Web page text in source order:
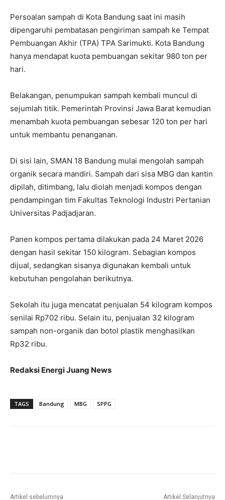
Persoalan sampah di Kota Bandung saat ini masih
dipengaruhi pembatasan pengiriman sampah ke Tempat
Pembuangan Akhir (TPA) TPA Sarimukti. Kota Bandung
hanya mendapat kuota pembuangan sekitar 980 ton per
hari.
Belakangan, penumpukan sampah kembali muncul di
sejumlah titik. Pemerintah Provinsi Jawa Barat kemudian
menambah kuota pembuangan sebesar 120 ton per hari
untuk membantu penanganan.
Di sisi lain, SMAN 18 Bandung mulai mengolah sampah
organik secara mandiri. Sampah dari sisa MBG dan kantin
dipilah, ditimbang, lalu diolah menjadi kompos dengan
pendampingan tim Fakultas Teknologi Industri Pertanian
Universitas Padjadjaran.
Panen kompos pertama dilakukan pada 24 Maret 2026
dengan hasil sekitar 150 kilogram. Sebagian kompos
dijual, sedangkan sisanya digunakan kembali untuk
kebutuhan pengolahan berikutnya.
Sekolah itu juga mencatat penjualan 54 kilogram kompos
senilai Rp702 ribu. Selain itu, penjualan 32 kilogram
sampah non-organik dan botol plastik menghasilkan
Rp32 ribu.
Redaksi Energi Juang News
TAGS Bandung MBG SPPG
Artikel sebelumnya Artikel Selanjutnya